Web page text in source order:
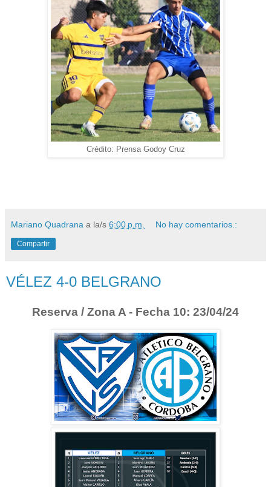
Crédito: Prensa Godoy Cruz
Mariano Quadrana a la/s 6:00 p.m. No hay comentarios.:
Compartir
VÉLEZ 4-0 BELGRANO
Reserva / Zona A - Fecha 10: 23/04/24